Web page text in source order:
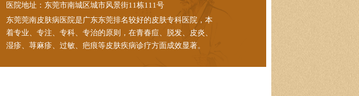
医院地址：东莞市南城区城市风景街11栋111号
东莞莞南皮肤病医院是广东东莞排名较好的皮肤专科医院，本
着专业、专注、专科、专治的原则，在青春痘、脱发、皮炎、
湿疹、荨麻疹、过敏、疤痕等皮肤疾病诊疗方面成效显著。